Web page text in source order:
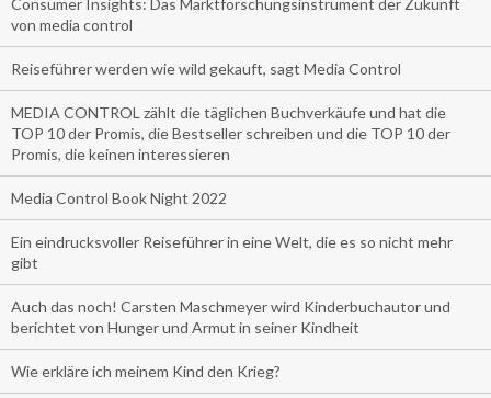
Consumer Insights: Das Marktforschungsinstrument der Zukunft
von media control
Reiseführer werden wie wild gekauft, sagt Media Control
MEDIA CONTROL zählt die täglichen Buchverkäufe und hat die
TOP 10 der Promis, die Bestseller schreiben und die TOP 10 der
Promis, die keinen interessieren
Media Control Book Night 2022
Ein eindrucksvoller Reiseführer in eine Welt, die es so nicht mehr
gibt
Auch das noch! Carsten Maschmeyer wird Kinderbuchautor und
berichtet von Hunger und Armut in seiner Kindheit
Wie erkläre ich meinem Kind den Krieg?